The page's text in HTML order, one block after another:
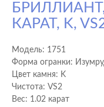
КАРАТ, K,
Модель: 1751
Форма огранки:
Цвет камня: K
Чистота: VS2
Вес: 1.02 карат